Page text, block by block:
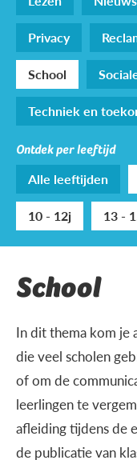
Privacy
School
Techniek en
Ontdek per leeftijd
Alle leeftijden
10 - 12j
13 -
School
In dit thema kom je
die veel scholen
of om de
leerlingen te
afleiding tijdens de
de publicatie van